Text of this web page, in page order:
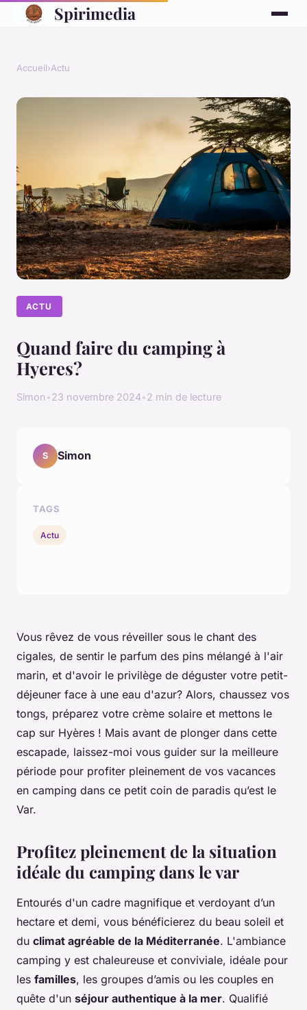
Spirimedia
Accueil›Actu
ACTU
Quand faire du camping à
Hyeres?
Simon•23 novembre 2024•2 min de lecture
Vous rêvez de vous réveiller sous le chant des
cigales, de sentir le parfum des pins mélangé à l'air
marin, et d'avoir le privilège de déguster votre petit-
déjeuner face à une eau d'azur? Alors, chaussez vos
tongs, préparez votre crème solaire et mettons le
cap sur Hyères ! Mais avant de plonger dans cette
escapade, laissez-moi vous guider sur la meilleure
période pour profiter pleinement de vos vacances
en camping dans ce petit coin de paradis qu’est le
Var.
Profitez pleinement de la situation
idéale du camping dans le var
Entourés d'un cadre magnifique et verdoyant d’un
hectare et demi, vous bénéficierez du beau soleil et
du climat agréable de la Méditerranée. L'ambiance
camping y est chaleureuse et conviviale, idéale pour
les familles, les groupes d’amis ou les couples en
quête d'un séjour authentique à la mer. Qualifié
S Simon
TAGS
Actu